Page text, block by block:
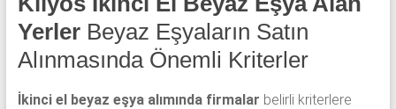
Yerler Beyaz Eşyaların Satın
Alınmasında Önemli Kriterler
İkinci el beyaz eşya alımında firmalar belirli kriterlere